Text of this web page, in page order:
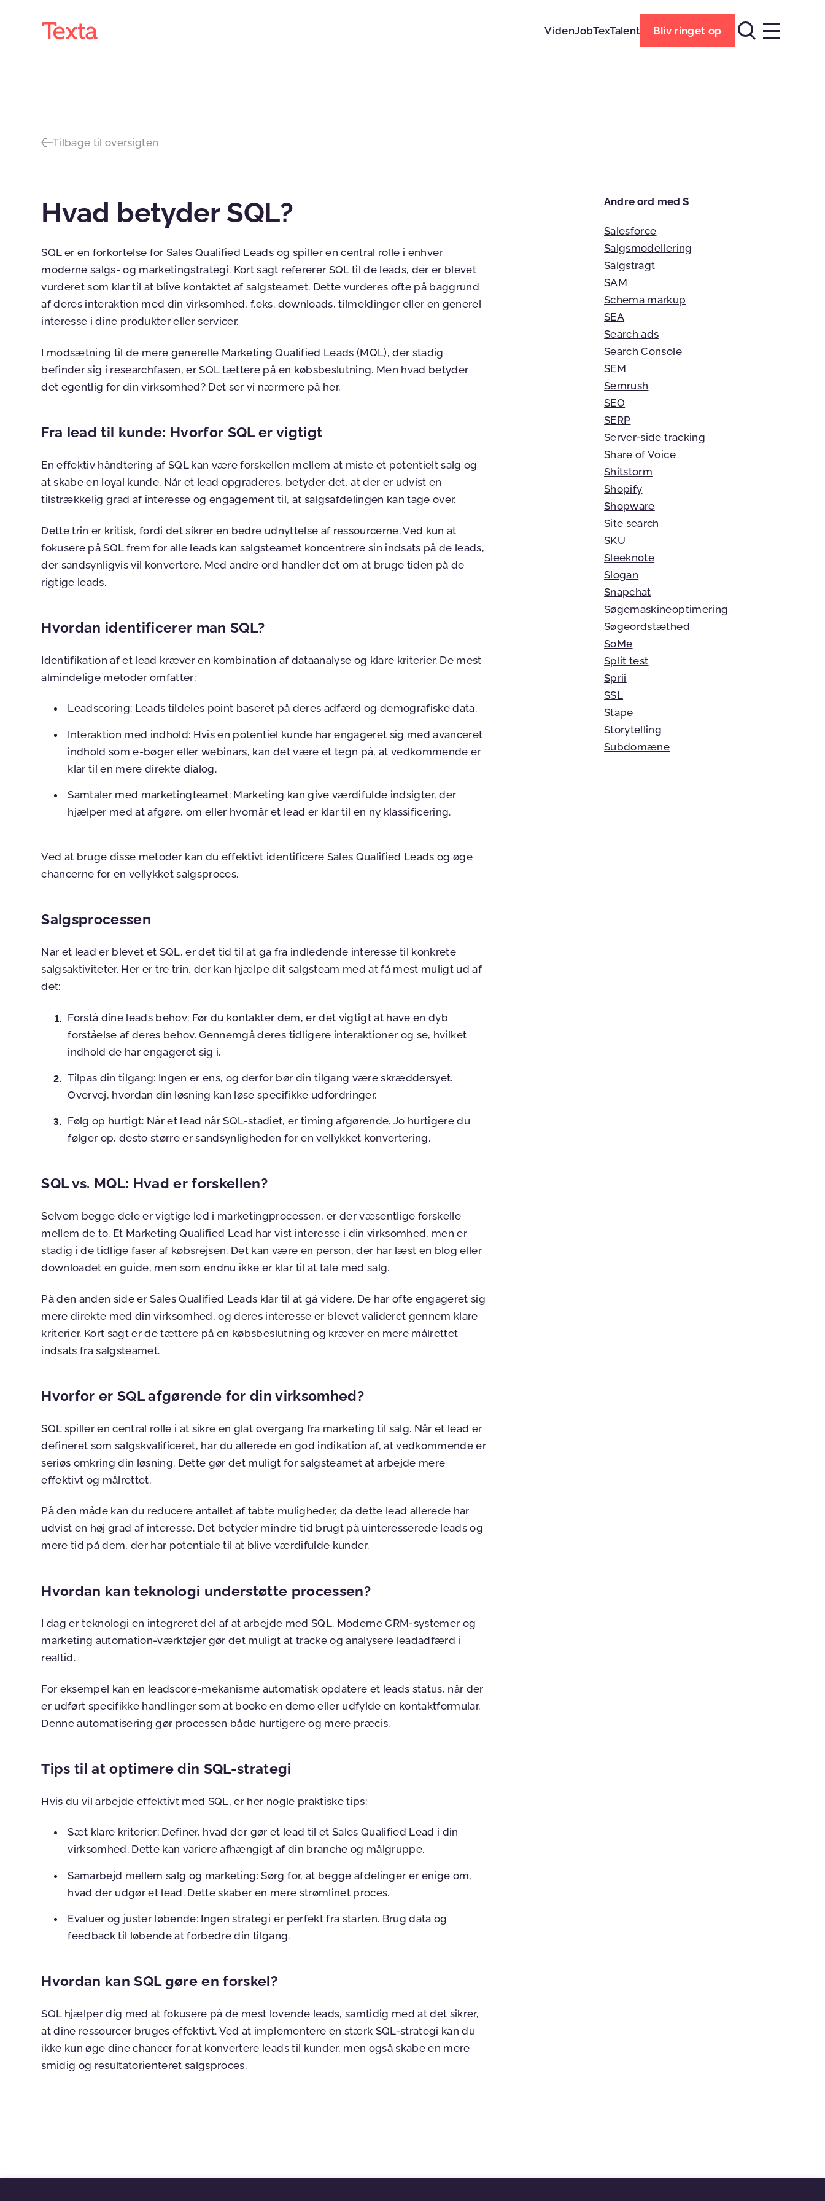
VidenJobTexTalent Bliv ringet op
Tilbage til oversigten
Hvad betyder SQL?
SQL er en forkortelse for Sales Qualified Leads og spiller en central rolle i enhver
moderne salgs- og marketingstrategi. Kort sagt refererer SQL til de leads, der er blevet
vurderet som klar til at blive kontaktet af salgsteamet. Dette vurderes ofte på baggrund
af deres interaktion med din virksomhed, f.eks. downloads, tilmeldinger eller en generel
interesse i dine produkter eller servicer.
I modsætning til de mere generelle Marketing Qualified Leads (MQL), der stadig
befinder sig i researchfasen, er SQL tættere på en købsbeslutning. Men hvad betyder
det egentlig for din virksomhed? Det ser vi nærmere på her.
Fra lead til kunde: Hvorfor SQL er vigtigt
En effektiv håndtering af SQL kan være forskellen mellem at miste et potentielt salg og
at skabe en loyal kunde. Når et lead opgraderes, betyder det, at der er udvist en
tilstrækkelig grad af interesse og engagement til, at salgsafdelingen kan tage over.
Dette trin er kritisk, fordi det sikrer en bedre udnyttelse af ressourcerne. Ved kun at
fokusere på SQL frem for alle leads kan salgsteamet koncentrere sin indsats på de leads,
der sandsynligvis vil konvertere. Med andre ord handler det om at bruge tiden på de
rigtige leads.
Hvordan identificerer man SQL?
Identifikation af et lead kræver en kombination af dataanalyse og klare kriterier. De mest
almindelige metoder omfatter:
Leadscoring: Leads tildeles point baseret på deres adfærd og demografiske data.
Interaktion med indhold: Hvis en potentiel kunde har engageret sig med avanceret
indhold som e-bøger eller webinars, kan det være et tegn på, at vedkommende er
klar til en mere direkte dialog.
Samtaler med marketingteamet: Marketing kan give værdifulde indsigter, der
hjælper med at afgøre, om eller hvornår et lead er klar til en ny klassificering.
Ved at bruge disse metoder kan du effektivt identificere Sales Qualified Leads og øge
chancerne for en vellykket salgsproces.
Salgsprocessen
Når et lead er blevet et SQL, er det tid til at gå fra indledende interesse til konkrete
salgsaktiviteter. Her er tre trin, der kan hjælpe dit salgsteam med at få mest muligt ud af
det:
Forstå dine leads behov: Før du kontakter dem, er det vigtigt at have en dyb
forståelse af deres behov. Gennemgå deres tidligere interaktioner og se, hvilket
indhold de har engageret sig i.
Tilpas din tilgang: Ingen er ens, og derfor bør din tilgang være skræddersyet.
Overvej, hvordan din løsning kan løse specifikke udfordringer.
Følg op hurtigt: Når et lead når SQL-stadiet, er timing afgørende. Jo hurtigere du
følger op, desto større er sandsynligheden for en vellykket konvertering.
SQL vs. MQL: Hvad er forskellen?
Selvom begge dele er vigtige led i marketingprocessen, er der væsentlige forskelle
mellem de to. Et Marketing Qualified Lead har vist interesse i din virksomhed, men er
stadig i de tidlige faser af købsrejsen. Det kan være en person, der har læst en blog eller
downloadet en guide, men som endnu ikke er klar til at tale med salg.
På den anden side er Sales Qualified Leads klar til at gå videre. De har ofte engageret sig
mere direkte med din virksomhed, og deres interesse er blevet valideret gennem klare
kriterier. Kort sagt er de tættere på en købsbeslutning og kræver en mere målrettet
indsats fra salgsteamet.
Hvorfor er SQL afgørende for din virksomhed?
SQL spiller en central rolle i at sikre en glat overgang fra marketing til salg. Når et lead er
defineret som salgskvalificeret, har du allerede en god indikation af, at vedkommende er
seriøs omkring din løsning. Dette gør det muligt for salgsteamet at arbejde mere
effektivt og målrettet.
På den måde kan du reducere antallet af tabte muligheder, da dette lead allerede har
udvist en høj grad af interesse. Det betyder mindre tid brugt på uinteresserede leads og
mere tid på dem, der har potentiale til at blive værdifulde kunder.
Hvordan kan teknologi understøtte processen?
I dag er teknologi en integreret del af at arbejde med SQL. Moderne CRM-systemer og
marketing automation-værktøjer gør det muligt at tracke og analysere leadadfærd i
realtid.
For eksempel kan en leadscore-mekanisme automatisk opdatere et leads status, når der
er udført specifikke handlinger som at booke en demo eller udfylde en kontaktformular.
Denne automatisering gør processen både hurtigere og mere præcis.
Tips til at optimere din SQL-strategi
Hvis du vil arbejde effektivt med SQL, er her nogle praktiske tips:
Sæt klare kriterier: Definer, hvad der gør et lead til et Sales Qualified Lead i din
virksomhed. Dette kan variere afhængigt af din branche og målgruppe.
Samarbejd mellem salg og marketing: Sørg for, at begge afdelinger er enige om,
hvad der udgør et lead. Dette skaber en mere strømlinet proces.
Evaluer og juster løbende: Ingen strategi er perfekt fra starten. Brug data og
feedback til løbende at forbedre din tilgang.
Hvordan kan SQL gøre en forskel?
SQL hjælper dig med at fokusere på de mest lovende leads, samtidig med at det sikrer,
at dine ressourcer bruges effektivt. Ved at implementere en stærk SQL-strategi kan du
ikke kun øge dine chancer for at konvertere leads til kunder, men også skabe en mere
smidig og resultatorienteret salgsproces.
Andre ord med S
Salesforce
Salgsmodellering
Salgstragt
SAM
Schema markup
SEA
Search ads
Search Console
SEM
Semrush
SEO
SERP
Server-side tracking
Share of Voice
Shitstorm
Shopify
Shopware
Site search
SKU
Sleeknote
Slogan
Snapchat
Søgemaskineoptimering
Søgeordstæthed
SoMe
Split test
Sprii
SSL
Stape
Storytelling
Subdomæne